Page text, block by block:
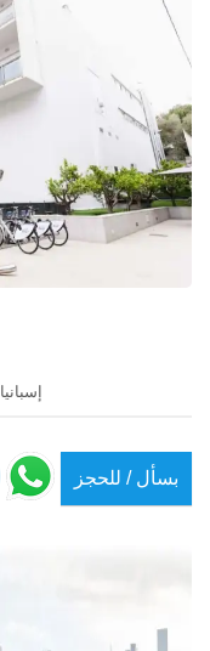
Via Romana, 41, 07800, Ibiza, Illes Balears, إسبانيا
بسأل / للحجز